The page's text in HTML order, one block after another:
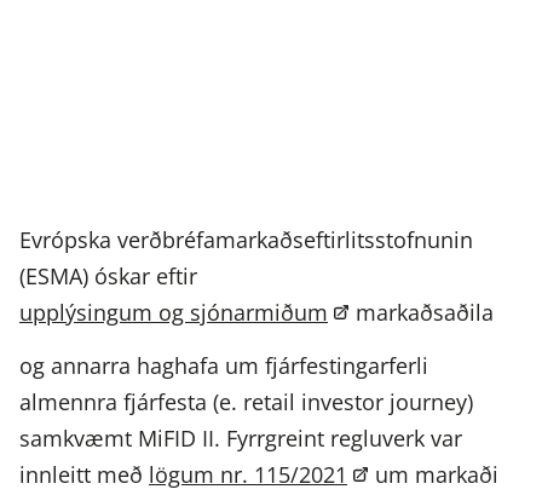
Evrópska verðbréfamarkaðseftirlitsstofnunin
(ESMA) óskar eftir
upplýsingum og sjónarmiðum
markaðsaðila
og annarra haghafa um fjárfestingarferli
almennra fjárfesta (e. retail investor journey)
samkvæmt MiFID II. Fyrrgreint regluverk var
innleitt með lögum nr. 115/2021
um markaði